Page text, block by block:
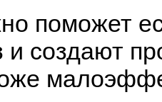
поможет
и создают